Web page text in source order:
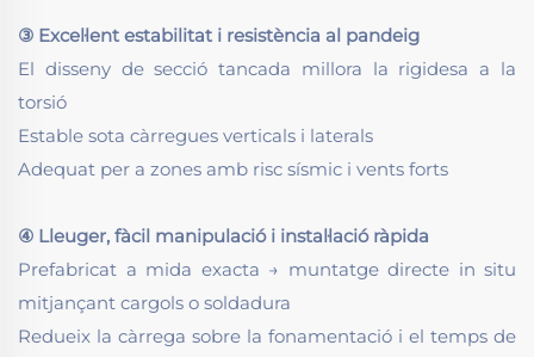
③ Excel·lent estabilitat i resistència al pandeig
El disseny de secció tancada millora la rigidesa a la
torsió
Estable sota càrregues verticals i laterals
Adequat per a zones amb risc sísmic i vents forts
④ Lleuger, fàcil manipulació i instal·lació ràpida
Prefabricat a mida exacta → muntatge directe in situ
mitjançant cargols o soldadura
Redueix la càrrega sobre la fonamentació i el temps de